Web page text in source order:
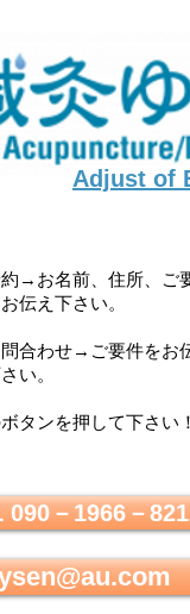
Adjust of
約→お名前、住所、ご
伝え下さい。
問合わせ→ご要件をお
い。
タンを押して下さい
090－1966－